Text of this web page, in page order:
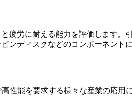
疲労に耐える能力を評価します。
ンディスクなどのコンポーネン
性能を要求する様々な産業の応用